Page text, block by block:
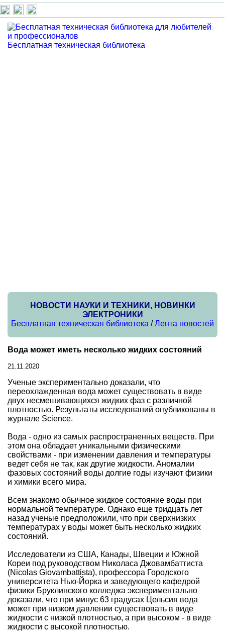
Бесплатная техническая библиотека
НОВОСТИ НАУКИ И ТЕХНИКИ, НОВИНКИ
ЭЛЕКТРОНИКИ
Бесплатная техническая библиотека /Лента новостей
Вода может иметь несколько жидких состояний
21.11.2020
Ученые экспериментально доказали, что
переохлажденная вода может существовать в виде
двух несмешивающихся жидких фаз с различной
плотностью. Результаты исследований опубликованы в
журнале Science.
Вода - одно из самых распространенных веществ. При
этом она обладает уникальными физическими
свойствами - при изменении давления и температуры
ведет себя не так, как другие жидкости. Аномалии
фазовых состояний воды долгие годы изучают физики
и химики всего мира.
Всем знакомо обычное жидкое состояние воды при
нормальной температуре. Однако еще тридцать лет
назад ученые предположили, что при сверхнизких
температурах у воды может быть несколько жидких
состояний.
Исследователи из США, Канады, Швеции и Южной
Кореи под руководством Николаса Джовамбаттиста
(Nicolas Giovambattista), профессора Городского
университета Нью-Йорка и заведующего кафедрой
физики Бруклинского колледжа экспериментально
доказали, что при минус 63 градусах Цельсия вода
может при низком давлении существовать в виде
жидкости с низкой плотностью, а при высоком - в виде
жидкости с высокой плотностью.